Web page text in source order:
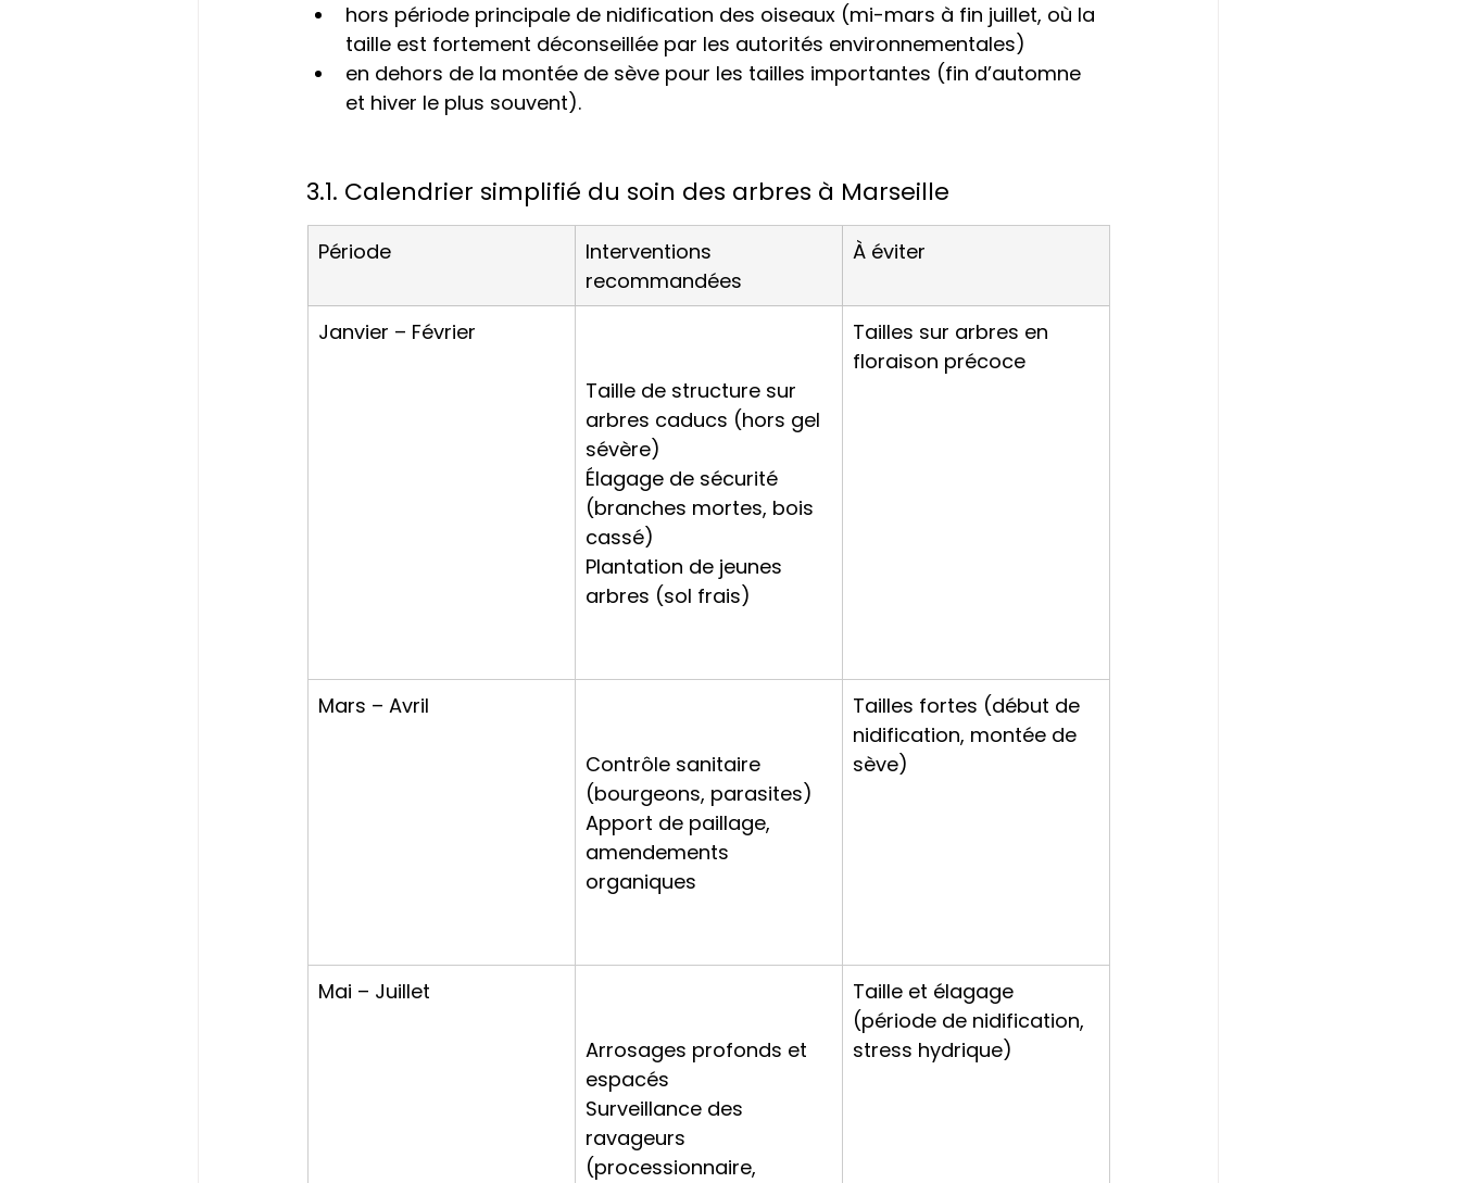
hors période principale de nidification des oiseaux (mi-mars à fin juillet, où la
taille est fortement déconseillée par les autorités environnementales)
en dehors de la montée de sève pour les tailles importantes (fin d’automne
et hiver le plus souvent).
3.1. Calendrier simplifié du soin des arbres à Marseille
Période
Interventions
recommandées
À éviter
Janvier – Février
Taille de structure sur
arbres caducs (hors gel
sévère)
Élagage de sécurité
(branches mortes, bois
cassé)
Plantation de jeunes
arbres (sol frais)
Tailles sur arbres en
floraison précoce
Mars – Avril
Contrôle sanitaire
(bourgeons, parasites)
Apport de paillage,
amendements
organiques
Tailles fortes (début de
nidification, montée de
sève)
Mai – Juillet
Arrosages profonds et
espacés
Surveillance des
ravageurs
(processionnaire,
Taille et élagage
(période de nidification,
stress hydrique)